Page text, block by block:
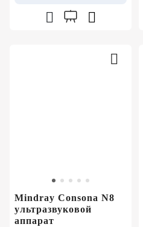
Mindray Consona N8
ультразвуковой
аппарат